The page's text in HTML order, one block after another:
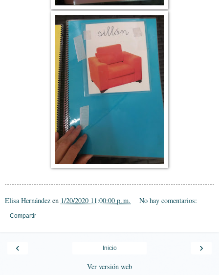
Elisa Hernández en 1/20/2020 11:00:00 p. m. No hay comentarios:
Compartir
‹ ›
Inicio
Ver versión web